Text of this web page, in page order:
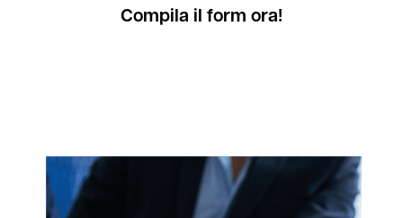
Compila il form ora!